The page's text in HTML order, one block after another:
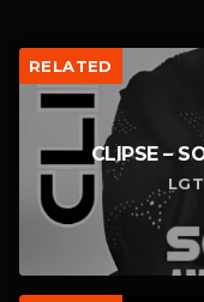
RELATED
CLIPSE –